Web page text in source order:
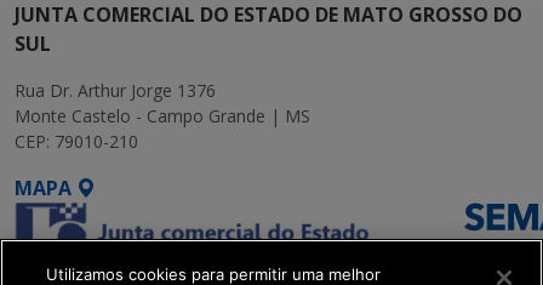
JUNTA COMERCIAL DO ESTADO DE MATO GROSSO DO
SUL
Rua Dr. Arthur Jorge 1376
Monte Castelo - Campo Grande | MS
CEP: 79010-210
MAPA
Utilizamos cookies para permitir uma melhor